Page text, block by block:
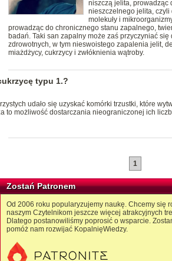
niszczą jelita, prowadząc
nieszczelnego jelita, czyli
molekuły i
prowadząc do chronicznego stanu zapalnego,
badań. Taki san zapalny może zaś przyczyniać
zdrowotnych, w tym nieswoistego zapalenia jelit,
miażdżycy, cukrzycy i zwłóknienia wątroby.
typu 1.?
udało się uzyskać komórki trzustki, które
to możliwość dostarczania nieograniczonej ich
1
Zostań Patronem
Od 2006 roku popularyzujemy naukę. Chcemy się
naszym Czytelnikom jeszcze więcej atrakcyjnych
Dlatego postanowiliśmy poprosić o wsparcie.
pomóż nam rozwijać KopalnięWiedzy.